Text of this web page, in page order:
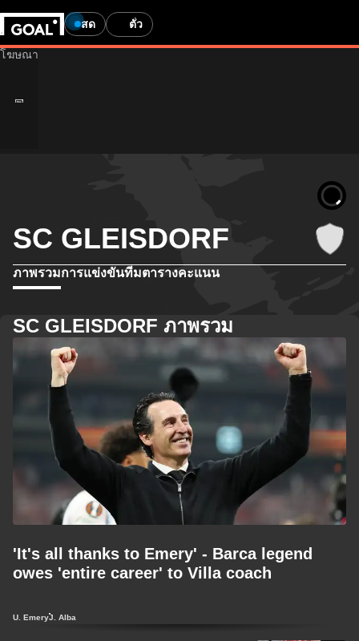
สด ตั๋ว
SC GLEISDORF
ภาพรวมการแข่งขันทีมตารางคะแนน
SC GLEISDORF ภาพรวม
'It's all thanks to Emery' - Barca legend
owes 'entire career' to Villa coach
U. EmeryJ. Alba